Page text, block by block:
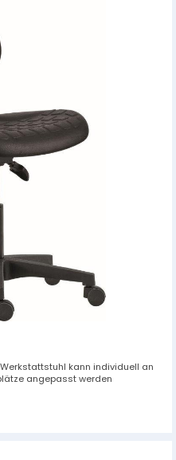
kann individuell an
angepasst werden